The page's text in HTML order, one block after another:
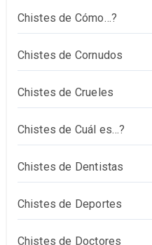
Chistes de Cómo…?
Chistes de Cornudos
Chistes de Crueles
Chistes de Cuál es…?
Chistes de Dentistas
Chistes de Deportes
Chistes de Doctores